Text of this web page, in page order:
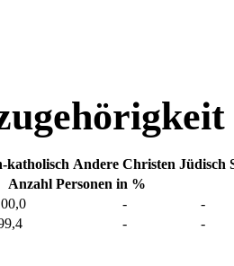
katholisch Andere Christen Jüdisch
Anzahl Personen in %
-
-
- -